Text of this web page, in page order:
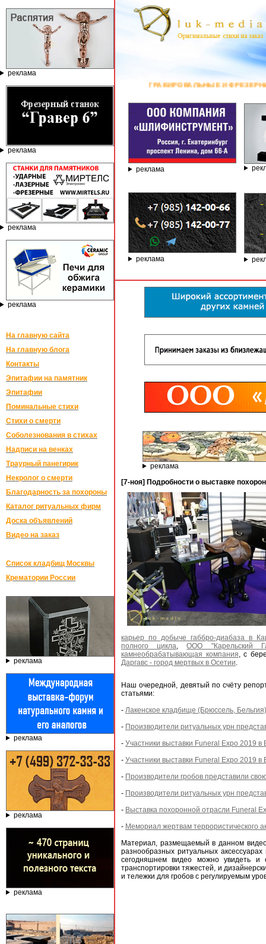
реклама
реклама
реклама
реклама
На главную сайта
На главную блога
Контакты
Эпитафии на памятник
Эпитафии
Поминальные стихи
Стихи о смерти
Соболезнования в стихах
Надписи на венках
Траурный панегирик
Некролог о смерти
Благодарность за похороны
Каталог ритуальных фирм
Доска объявлений
Видео на заказ
Список кладбищ Москвы
Крематории России
реклама
реклама
реклама
реклама
ГРАВИРОВАЛЬНЫЕ И ФРЕЗЕРНЫЕ СТАНКИ ПО КАМНЮ
реклама
реклама
реклама
[7-ноя] Подробности о выставке
карьер по добыче габбро-диабаза в
полного цикла,ООО "Карельский
камнеобрабатывающая компания, с
Даргавс - город мертвых в Осетии.
Наш очередной, девятый по счёту
статьями:
- Лакенское кладбище (Брюссель, Бельгия)
- Производители ритуальных урн
- Участники выставки Funeral Expo 2019 в
- Участники выставки Funeral Expo 2019 в
- Производители гробов представили
- Производители ритуальных урн
- Выставка похоронной отрасли Funeral
- Мемориал жертвам террористического
Материал, размещаемый в данном
разнообразных ритуальных
сегодняшнем видео можно увидеть
транспортировки тяжестей, и
и тележки для гробов с регулируемым